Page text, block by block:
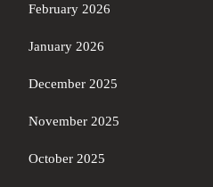
February 2026
January 2026
December 2025
November 2025
October 2025